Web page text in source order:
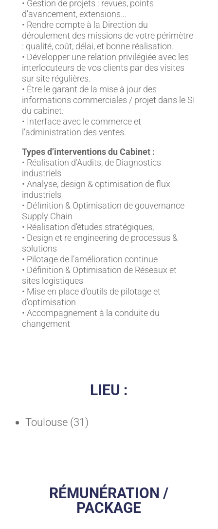
• Gestion de projets : revues, points
d’avancement, extensions…
• Rendre compte à la Direction du
déroulement des missions de votre périmètre
: qualité, coût, délai, et bonne réalisation.
• Développer une relation privilégiée avec les
interlocuteurs de vos clients par des visites
sur site régulières.
• Être le garant de la mise à jour des
informations commerciales / projet dans le SI
du cabinet.
• Interface avec le commerce et
l’administration des ventes.
Types d’interventions du Cabinet :
• Réalisation d’Audits, de Diagnostics
industriels
• Analyse, design & optimisation de flux
industriels
• Définition & Optimisation de gouvernance
Supply Chain
• Réalisation d’études stratégiques,
• Design et re engineering de processus &
solutions
• Pilotage de l’amélioration continue
• Définition & Optimisation de Réseaux et
sites logistiques
• Mise en place d’outils de pilotage et
d’optimisation
• Accompagnement à la conduite du
changement
LIEU :
Toulouse (31)
RÉMUNÉRATION /
PACKAGE